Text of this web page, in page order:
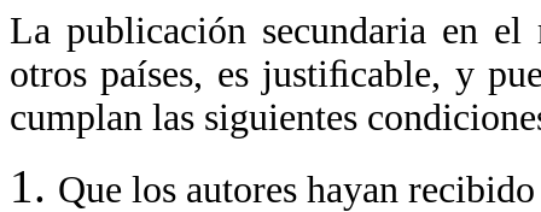
La publicación secundaria en
otros países, es justiﬁcable, y
cumplan las siguientes
Que los autores hayan